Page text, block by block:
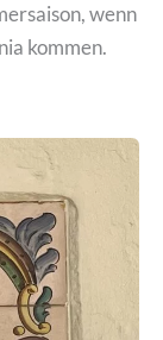
wenn
kommen.